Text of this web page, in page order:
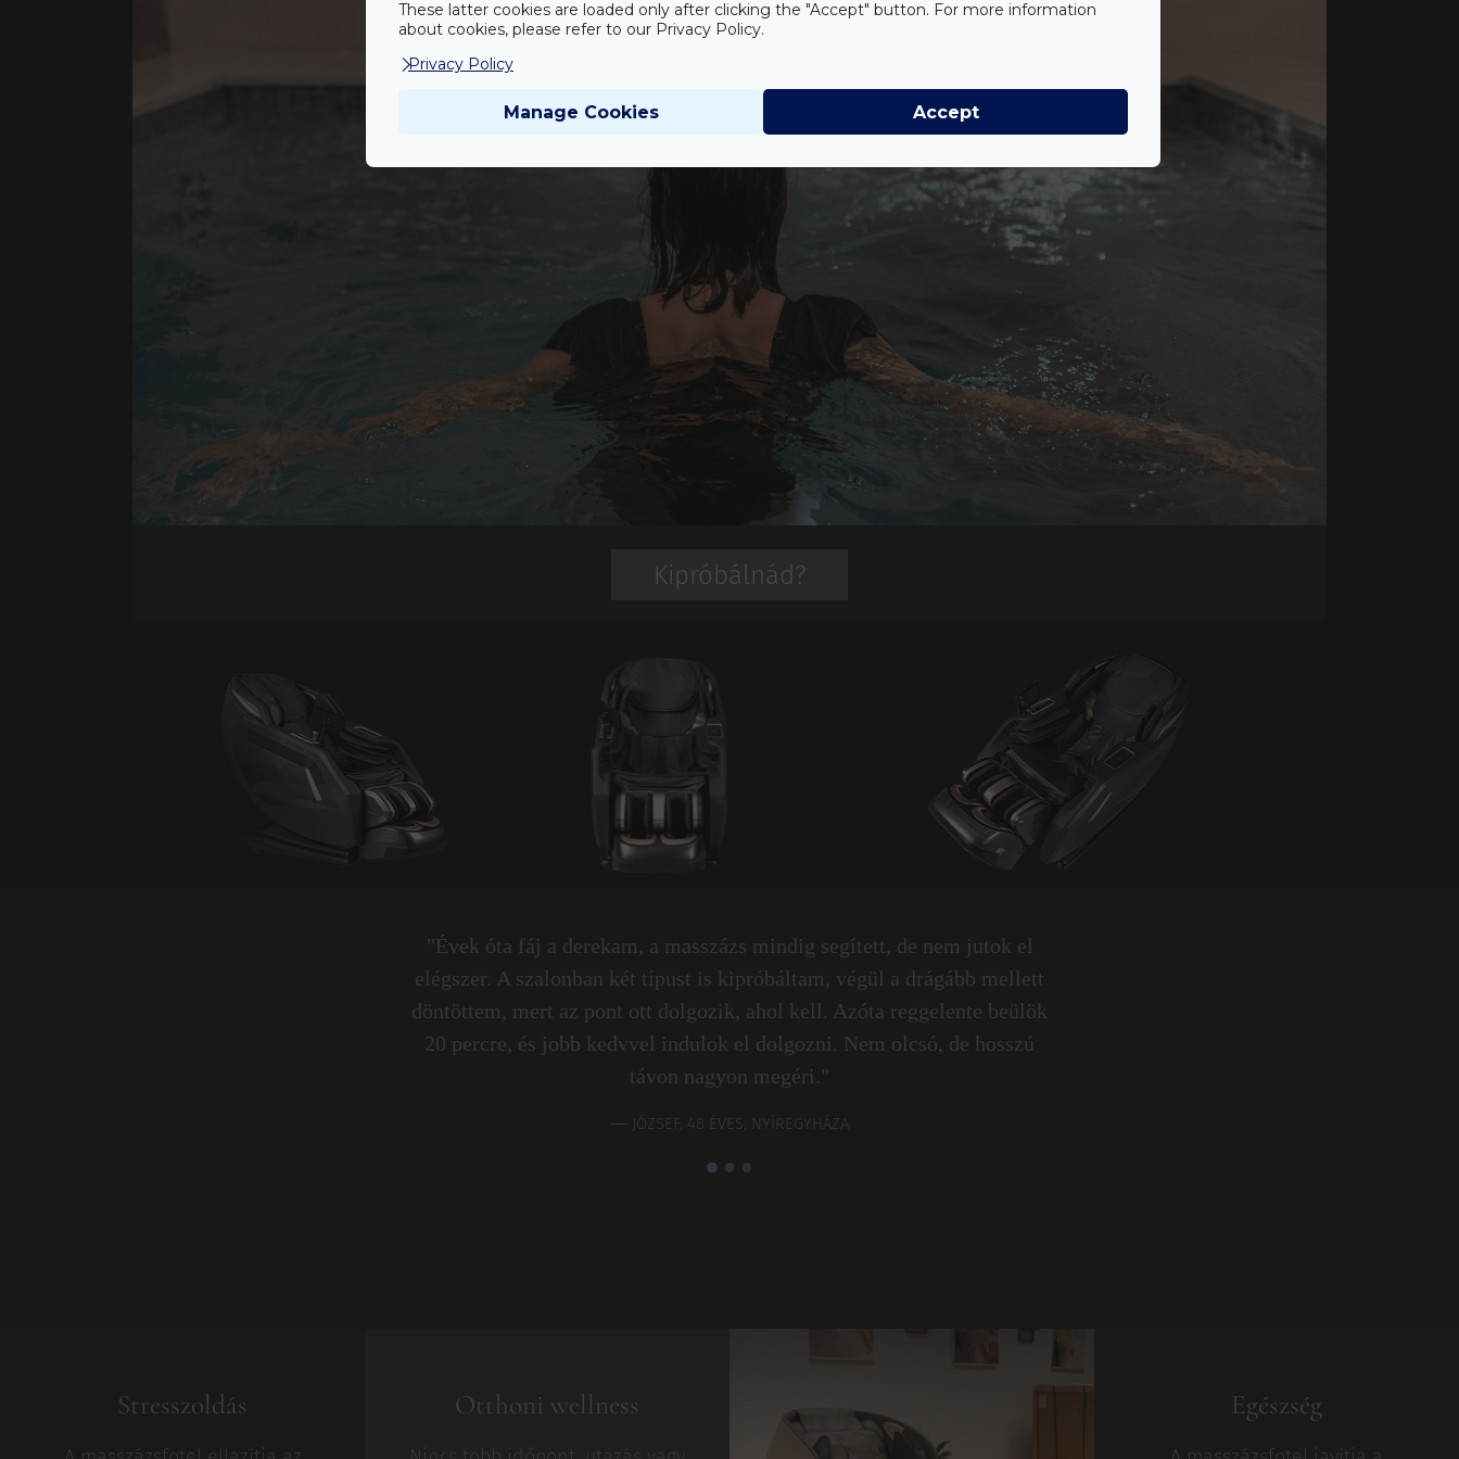
Kipróbálnád?
"Évek óta fáj a derekam, a masszázs mindig segített, de nem jutok el
elégszer. A szalonban két típust is kipróbáltam, végül a drágább mellett
döntöttem, mert az pont ott dolgozik, ahol kell. Azóta reggelente beülök
20 percre, és jobb kedvvel indulok el dolgozni. Nem olcsó, de hosszú
távon nagyon megéri."
— JÓZSEF, 48 ÉVES, NYÍREGYHÁZA
Stresszoldás Otthoni wellness Egészség
These latter cookies are loaded only after clicking the "Accept" button. For more information
about cookies, please refer to our Privacy Policy.
Privacy Policy
Manage Cookies Accept